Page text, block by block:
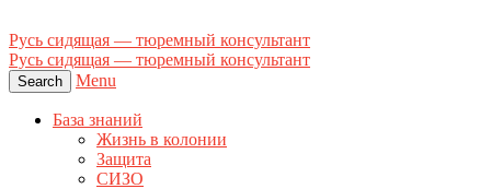
Русь сидящая — тюремный консультант
Русь сидящая — тюремный консультант
Search Menu
База знаний
Жизнь в колонии
Защита
СИЗО